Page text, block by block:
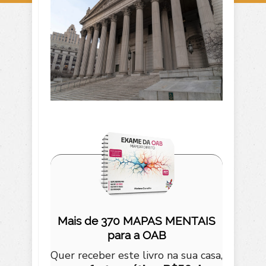
Mais de 370 MAPAS MENTAIS
para a OAB
Quer receber este livro na sua casa,